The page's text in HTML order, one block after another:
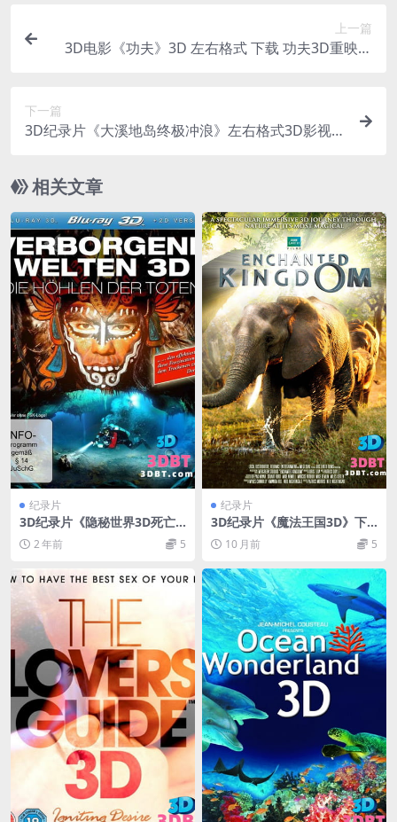
上一篇
3D电影《功夫》3D 左右格式 下载 功夫3D重映版
下一篇
3D纪录片《大溪地岛终极冲浪》左右格式3D影视户
相关文章
纪录片
3D纪录片《隐秘世界3D死亡
洞穴》左右格式 3D版 下载 百
度网盘+迅雷下载
2 年前 5
纪录片
3D纪录片《魔法王国3D》下
载 左右格式3D版 高清蓝光原
盘 MKV 网盘 下载
10 月前 5